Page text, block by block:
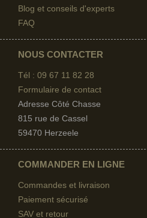
Blog et conseils d'experts
FAQ
NOUS CONTACTER
Tél : 09 67 11 82 28
Formulaire de contact
Adresse Côté Chasse
815 rue de Cassel
59470 Herzeele
COMMANDER EN LIGNE
Commandes et livraison
Paiement sécurisé
SAV et retour